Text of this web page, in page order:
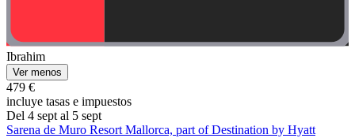
Ibrahim
Ver menos
479 €
incluye tasas e impuestos
Del 4 sept al 5 sept
Sarena de Muro Resort Mallorca, part of Destination by Hyatt